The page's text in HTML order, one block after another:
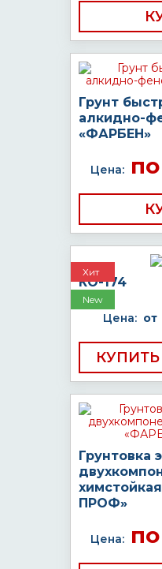
Грунт
алкидно-
«ФАРБЕН»
Цена:по
Хит
New
КО-174
Цена: от
КУПИТЬ
Грунтовка
ПРОФ»
Цена:по